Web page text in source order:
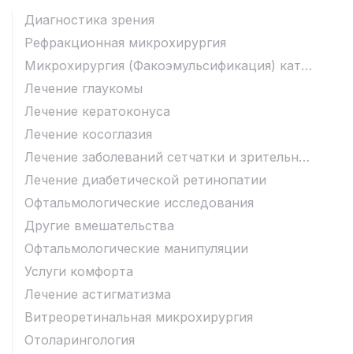
Диагностика зрения
Рефракционная микрохирургия
Микрохирургия (Факоэмульсификация) катаракты
Лечение глаукомы
Лечение кератоконуса
Лечение косоглазия
Лечение заболеваний сетчатки и зрительного нерва
Лечение диабетической ретинопатии
Офтальмологические исследования
Другие вмешательства
Офтальмологические манипуляции
Услуги комфорта
Лечение астигматизма
Витреоретинальная микрохирургия
Отоларингология